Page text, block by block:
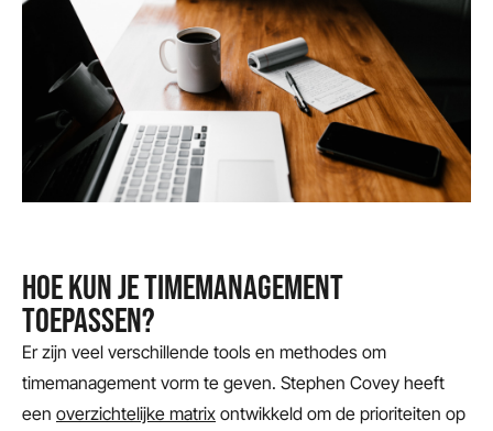
HOE KUN JE TIMEMANAGEMENT
TOEPASSEN?
Er zijn veel verschillende tools en methodes om
timemanagement vorm te geven. Stephen Covey heeft
een overzichtelijke matrixontwikkeld om de prioriteiten op